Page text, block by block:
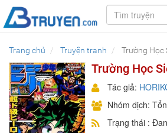
Trang chủ Truyện tranh Trường Học
Trường Học
Tác giả:
Nhóm dịch:
Trạng thái :